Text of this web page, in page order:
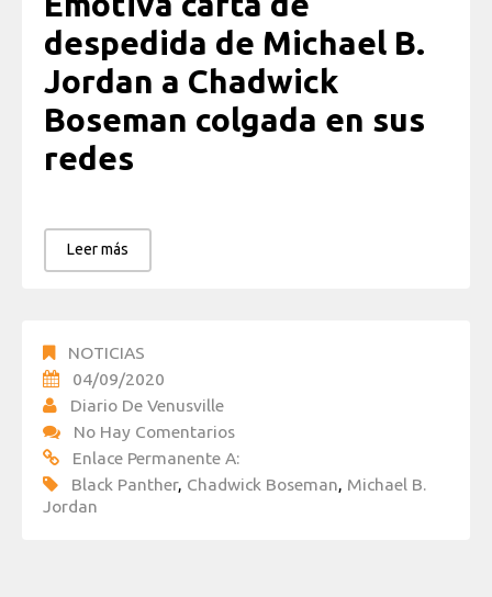
despedida de Michael B.
Jordan a Chadwick
Boseman colgada en sus
redes
Leer más
NOTICIAS
04/09/2020
Diario De Venusville
No Hay Comentarios
Enlace Permanente A:
Black Panther, Chadwick Boseman, Michael B.
Jordan